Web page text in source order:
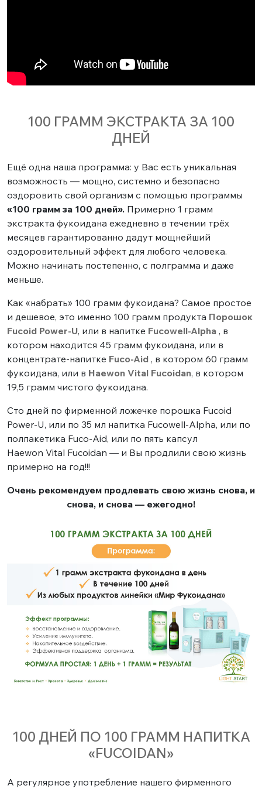
100 ГРАММ ЭКСТРАКТА ЗА 100
ДНЕЙ
Ещё одна наша программа: у Вас есть уникальная
возможность — мощно, системно и безопасно
оздоровить свой организм с помощью программы
«100 грамм за 100 дней». Примерно 1 грамм
экстракта фукоидана ежедневно в течении трёх
месяцев гарантированно дадут мощнейший
оздоровительный эффект для любого человека.
Можно начинать постепенно, с полграмма и даже
меньше.
Как «набрать» 100 грамм фукоидана? Самое простое
и дешевое, это именно 100 грамм продукта Порошок
Fucoid Power-U, или в напитке Fucowell-Alpha , в
котором находится 45 грамм фукоидана, или в
концентрате-напитке Fuco-Aid , в котором 60 грамм
фукоидана, или в Haewon Vital Fucoidan, в котором
19,5 грамм чистого фукоидана.
Сто дней по фирменной ложечке порошка Fucoid
Power-U, или по 35 мл напитка Fucowell-Alpha, или по
полпакетика Fuco-Aid, или по пять капсул
Haewon Vital Fucoidan — и Вы продлили свою жизнь
примерно на год!!!
Очень рекомендуем продлевать свою жизнь снова, и
снова, и снова — ежегодно!
100 ДНЕЙ ПО 100 ГРАММ НАПИТКА
«FUCOIDAN»
А регулярное употребление нашего фирменного